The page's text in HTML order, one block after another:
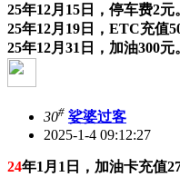
25年12月15日，停车费2元
25年12月19日，ETC充值
25年12月31日，加油300元
30# 娑婆过客
2025-1-4 09:12:27
24年1月1日，加油卡充值